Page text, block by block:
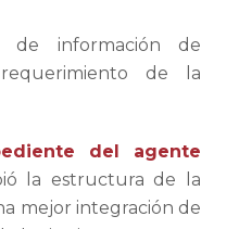
de información de
de la
del agente
la estructura de la
mejor integración de